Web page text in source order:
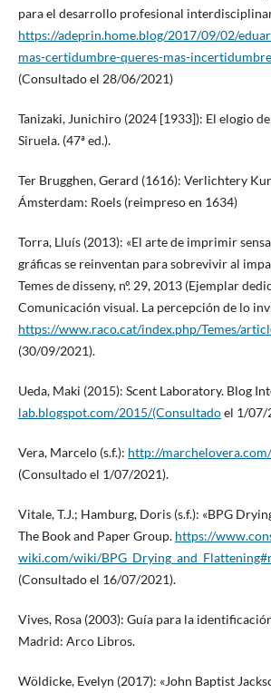
para el desarrollo profesional
https://adeprin.home.blog/2017/09/02/
mas-certidumbre-queres-mas-
(Consultado el 28/06/2021)
Tanizaki, Junichiro (2024 [1933]): El elogio
Siruela. (47ª ed.).
Ter Brugghen, Gerard (1616): Verlichtery
Ámsterdam: Roels (reimpreso en 1634)
Torra, Lluís (2013): «El arte de imprimir
gráficas se reinventan para sobrevivir al
Temes de disseny, nº. 29, 2013 (Ejemplar
Comunicación visual. La percepción de lo
https://www.raco.cat/index.php/Temes/
(30/09/2021).
Ueda, Maki (2015): Scent Laboratory. Blog
lab.blogspot.com/2015/(Consultadoel 1/07/
Vera, Marcelo (s.f.): http://
(Consultado el 1/07/2021).
Vitale, T.J.; Hamburg, Doris (s.f.): «BPG
The Book and Paper Group. https://
wiki.com/wiki/
(Consultado el 16/07/2021).
Vives, Rosa (2003): Guía para la
Madrid: Arco Libros.
Wöldicke, Evelyn (2017): «John Baptist